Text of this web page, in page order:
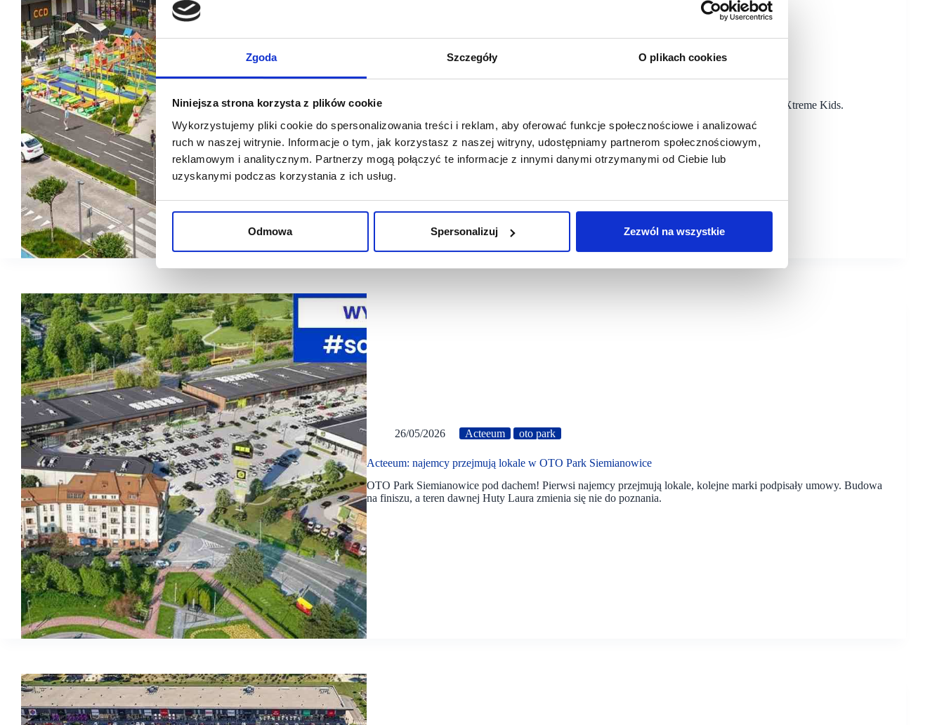
Zgoda Szczegóły O plikach cookies
Niniejsza strona korzysta z plików cookie
Wykorzystujemy pliki cookie do spersonalizowania treści i reklam, aby oferować funkcje społecznościowe i analizować
ruch w naszej witrynie. Informacje o tym, jak korzystasz z naszej witryny, udostępniamy partnerom społecznościowym,
reklamowym i analitycznym. Partnerzy mogą połączyć te informacje z innymi danymi otrzymanymi od Ciebie lub
uzyskanymi podczas korzystania z ich usług.
Odmowa Spersonalizuj Zezwól na wszystkie
Acteeum
Acteeum|BIG Poland: do BIG Piła dołączają ostatni kluczowi najemcy
BIG Piła domyka mix najemców. Do projektu dołączają Ochnik, Pepco oraz Xtreme Fitness i Xtreme Kids.
26/05/2026 Acteeum oto park
Acteeum: najemcy przejmują lokale w OTO Park Siemianowice
OTO Park Siemianowice pod dachem! Pierwsi najemcy przejmują lokale, kolejne marki podpisały umowy. Budowa
na finiszu, a teren dawnej Huty Laura zmienia się nie do poznania.